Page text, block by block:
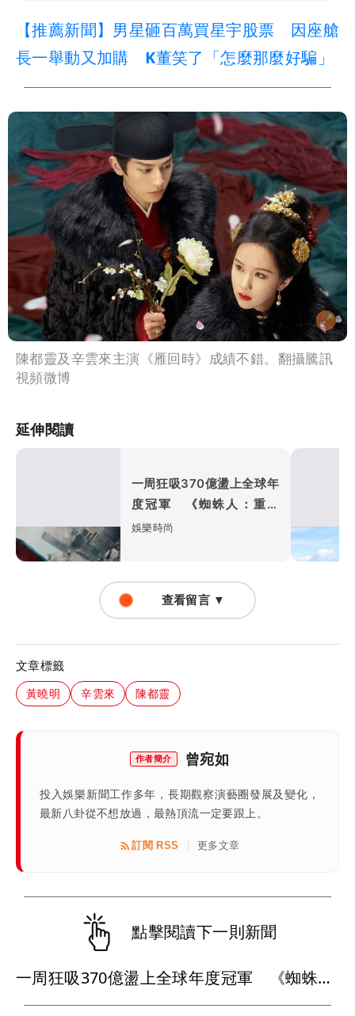
【推薦新聞】男星砸百萬買星宇股票 因座艙
長一舉動又加購 K董笑了「怎麼那麼好騙」
陳都靈及辛雲來主演《雁回時》成績不錯。翻攝騰訊
視頻微博
延伸閱讀
一周狂吸370億盪上全球年
度冠軍 《蜘蛛人：重生
日》如何打敗超級英雄疲
娛樂時尚
查看留言 ▼
文章標籤
黃曉明 辛雲來 陳都靈
作者簡介 曾宛如
投入娛樂新聞工作多年，長期觀察演藝圈發展及變化，
最新八卦從不想放過，最熱頂流一定要跟上。
訂閱 RSS 更多文章
點擊閱讀下一則新聞
一周狂吸370億盪上全球年度冠軍 《蜘蛛人：重生日》如何打敗超級英雄疲乏？